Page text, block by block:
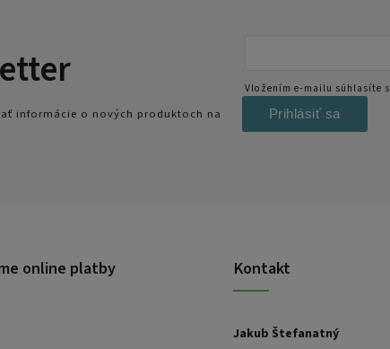
online platby Kontakt
Jakub Štefanatný
informácie o nových produktoch na
Vložením e-mailu súhlasíte s
Prihlásiť sa